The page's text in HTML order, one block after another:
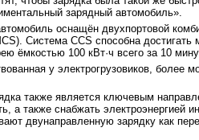
зарядный автомобиль».
оснащён двухпортовой
Система CCS способна
ёмкостью 100 кВт·ч всего за 10
у электрогрузовиков,
также является ключевым
а также снабжать
двунаправленную зарядку как